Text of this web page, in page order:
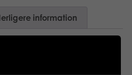
information
før? Denne originale
en herlig udfordring, og